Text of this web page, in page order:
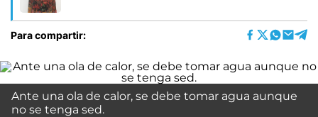
Para compartir:
Ante una ola de calor, se debe tomar agua aunque
no se tenga sed.